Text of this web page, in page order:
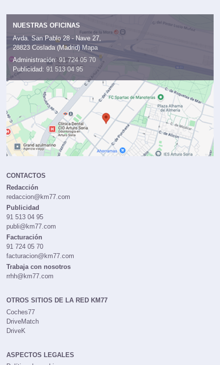
NUESTRAS OFICINAS
Avda. San Pablo 28 - Nave 27,
28823 Coslada (Madrid) Mapa
Administración: 91 724 05 70
Publicidad: 91 513 04 95
CONTACTOS
Redacción
redaccion@km77.com
Publicidad
91 513 04 95
publi@km77.com
Facturación
91 724 05 70
facturacion@km77.com
Trabaja con nosotros
rrhh@km77.com
OTROS SITIOS DE LA RED KM77
Coches77
DriveMatch
DriveK
ASPECTOS LEGALES